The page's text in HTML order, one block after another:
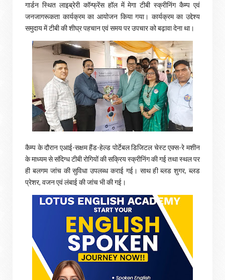
गार्डन स्थित लाइब्रेरी कॉन्फ्रेंस हॉल में मेगा टीबी स्क्रीनिंग कैम्प एवं
जनजागरूकता कार्यक्रम का आयोजन किया गया। कार्यक्रम का उद्देश्य
समुदाय में टीबी की शीघ्र पहचान एवं समय पर उपचार को बढ़ावा देना था।
कैम्प के दौरान एआई-सक्षम हैंड-हेल्ड पोर्टेबल डिजिटल चेस्ट एक्स-रे मशीन
के माध्यम से संदिग्ध टीबी रोगियों की सक्रिय स्क्रीनिंग की गई तथा स्थल पर
ही बलगम जांच की सुविधा उपलब्ध कराई गई। साथ ही ब्लड शुगर, ब्लड
प्रेशर, वजन एवं लंबाई की जांच भी की गई।